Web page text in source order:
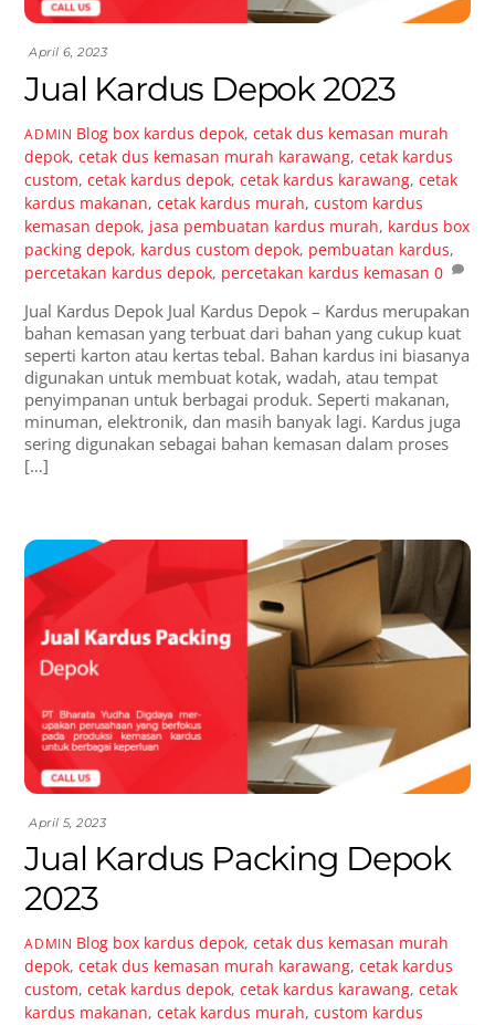
April 6, 2023
Jual Kardus Depok 2023
ADMIN Blog box kardus depok,cetak dus kemasan murah
depok,cetak dus kemasan murah karawang,cetak kardus
custom,cetak kardus depok,cetak kardus karawang,cetak
kardus makanan,cetak kardus murah,custom kardus
kemasan depok, jasa pembuatan kardus murah, kardus box
packing depok, kardus custom depok, pembuatan kardus,
percetakan kardus depok, percetakan kardus kemasan 0
Jual Kardus Depok Jual Kardus Depok – Kardus merupakan
bahan kemasan yang terbuat dari bahan yang cukup kuat
seperti karton atau kertas tebal. Bahan kardus ini biasanya
digunakan untuk membuat kotak, wadah, atau tempat
penyimpanan untuk berbagai produk. Seperti makanan,
minuman, elektronik, dan masih banyak lagi. Kardus juga
sering digunakan sebagai bahan kemasan dalam proses
[…]
April 5, 2023
Jual Kardus Packing Depok
2023
ADMIN Blog box kardus depok,cetak dus kemasan murah
depok,cetak dus kemasan murah karawang,cetak kardus
custom,cetak kardus depok,cetak kardus karawang,cetak
kardus makanan,cetak kardus murah,custom kardus